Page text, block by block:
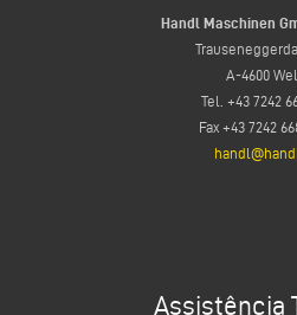
Handl Maschinen
A-4600
Tel. +43 7242
Fax +43 7242
Assistência